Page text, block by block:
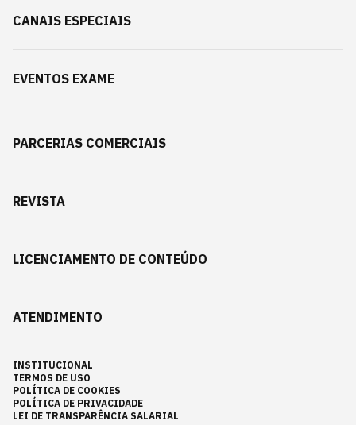
CANAIS ESPECIAIS
EVENTOS EXAME
PARCERIAS COMERCIAIS
REVISTA
LICENCIAMENTO DE CONTEÚDO
ATENDIMENTO
INSTITUCIONAL
TERMOS DE USO
POLÍTICA DE COOKIES
POLÍTICA DE PRIVACIDADE
LEI DE TRANSPARÊNCIA SALARIAL